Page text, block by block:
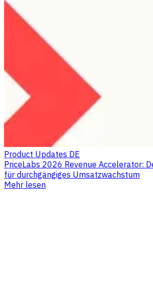
Product Updates DE
PriceLabs 2026 Revenue Accelerator:
für durchgängiges Umsatzwachstum
Mehr lesen